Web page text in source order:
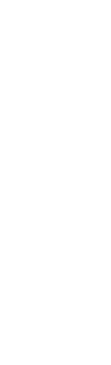
员
斯
杯,
布
出
“该
司
该